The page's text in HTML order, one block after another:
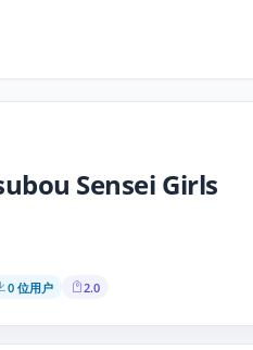
Sensei Girls
0 位用户 2.0